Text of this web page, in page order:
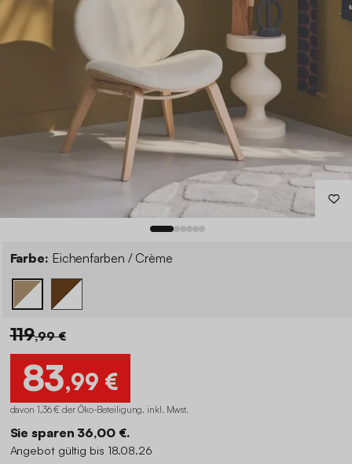
Farbe: Eichenfarben / Crème
119,99 €
83,99 €
davon 1,36 € der Öko-Beteiligung. inkl. Mwst.
Sie sparen 36,00 €.
Angebot gültig bis 18.08.26